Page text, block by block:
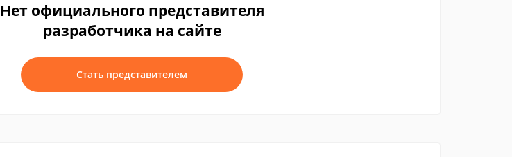
Нет официального представителя
разработчика на сайте
Стать представителем